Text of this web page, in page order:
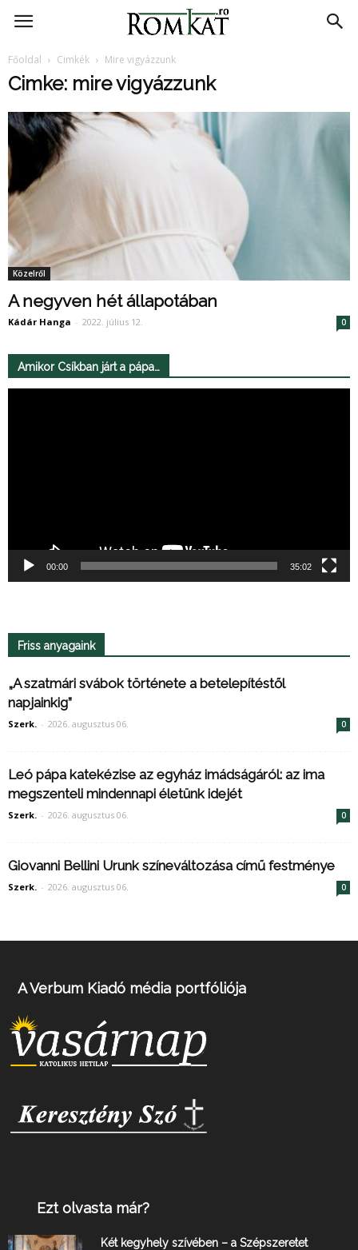
RomKat.ro
Főoldal Cimkék Mire vigyázzunk
Cimke: mire vigyázzunk
Közelről
A negyven hét állapotában
Kádár Hanga - 2022. július 12. 0
Amikor Csíkban járt a pápa…
00:00 35:02
Friss anyagaink
„A szatmári svábok története a betelepítéstől
napjainkig”
Szerk. - 2026. augusztus 06. 0
Leó pápa katekézise az egyház imádságáról: az ima
megszenteli mindennapi életünk idejét
Szerk. - 2026. augusztus 06. 0
Giovanni Bellini Urunk színeváltozása című festménye
Szerk. - 2026. augusztus 06. 0
A Verbum Kiadó média portfóliója
Ezt olvasta már?
Két kegyhely szívében – a Szépszeretet